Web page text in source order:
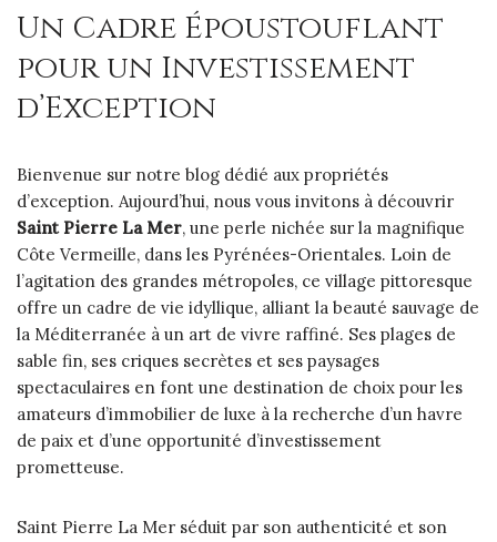
Un Cadre Époustouflant
pour un Investissement
d’Exception
Bienvenue sur notre blog dédié aux propriétés
d’exception. Aujourd’hui, nous vous invitons à découvrir
Saint Pierre La Mer, une perle nichée sur la magnifique
Côte Vermeille, dans les Pyrénées-Orientales. Loin de
l’agitation des grandes métropoles, ce village pittoresque
offre un cadre de vie idyllique, alliant la beauté sauvage de
la Méditerranée à un art de vivre raffiné. Ses plages de
sable fin, ses criques secrètes et ses paysages
spectaculaires en font une destination de choix pour les
amateurs d’immobilier de luxe à la recherche d’un havre
de paix et d’une opportunité d’investissement
prometteuse.
Saint Pierre La Mer séduit par son authenticité et son